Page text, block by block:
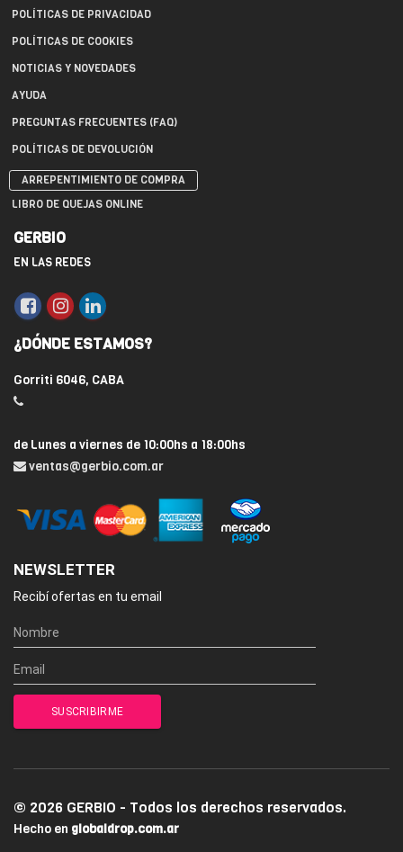
POLÍTICAS DE PRIVACIDAD
POLÍTICAS DE COOKIES
NOTICIAS Y NOVEDADES
AYUDA
PREGUNTAS FRECUENTES (FAQ)
POLÍTICAS DE DEVOLUCIÓN
ARREPENTIMIENTO DE COMPRA
LIBRO DE QUEJAS ONLINE
GERBIO
EN LAS REDES
¿DÓNDE ESTAMOS?
Gorriti 6046, CABA
de Lunes a viernes de 10:00hs a 18:00hs
ventas@gerbio.com.ar
NEWSLETTER
Recibí ofertas en tu email
© 2026 GERBIO - Todos los derechos reservados.
Hecho en globaldrop.com.ar